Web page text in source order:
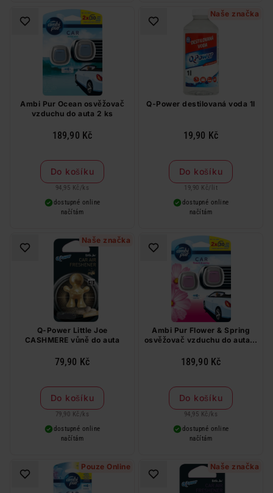
Ambi Pur Ocean osvěžovač
vzduchu do auta 2 ks
189,90 Kč
Do košíku
94,95 Kč / ks
dostupné online
načítám
Naše značka
Q-Power destilovaná voda 1l
19,90 Kč
Do košíku
19,90 Kč/ lit
dostupné online
načítám
Naše značka
Q-Power Little Joe
CASHMERE vůně do auta
79,90 Kč
Do košíku
79,90 Kč / ks
dostupné online
načítám
Ambi Pur Flower & Spring
osvěžovač vzduchu do auta 2
189,90 Kč
Do košíku
94,95 Kč / ks
dostupné online
načítám
Pouze Online Naše značka